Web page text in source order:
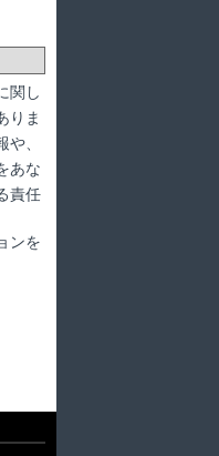
関し
りま
、
あな
責任
ンを